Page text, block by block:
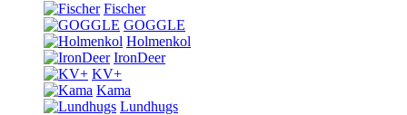
Fischer
GOGGLE
Holmenkol
IronDeer
KV+
Kama
Lundhugs